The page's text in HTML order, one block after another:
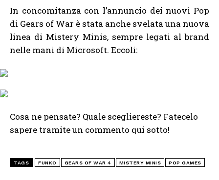
In concomitanza con l’annuncio dei nuovi Pop
di Gears of War è stata anche svelata una nuova
linea di Mistery Minis, sempre legati al brand
nelle mani di Microsoft. Eccoli:
Cosa ne pensate? Quale scegliereste? Fatecelo
sapere tramite un commento qui sotto!
TAGS FUNKO GEARS OF WAR 4 MISTERY MINIS POP GAMES